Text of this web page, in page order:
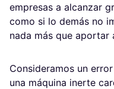
empresas a alcanzar
como si lo demás no
nada más que aportar
Consideramos un
una máquina inerte